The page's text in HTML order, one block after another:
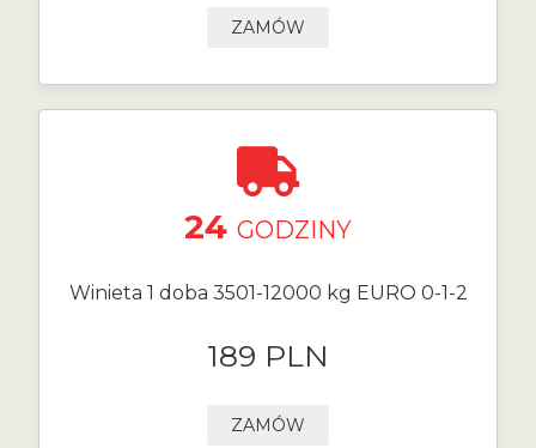
ZAMÓW
24 GODZINY
Winieta 1 doba 3501-12000 kg EURO 0-1-2
189 PLN
ZAMÓW